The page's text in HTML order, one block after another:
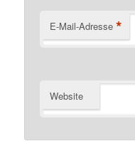
E-Mail-Adresse *
Website